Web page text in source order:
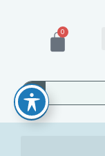
0
עגלת